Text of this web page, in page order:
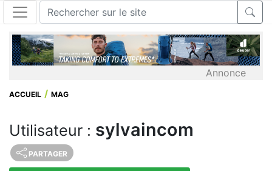
Annonce
ACCUEIL MAG
Utilisateur : sylvaincom
PARTAGER